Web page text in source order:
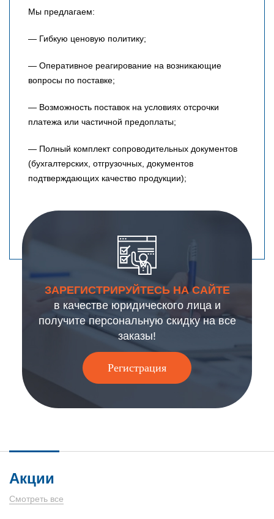
Мы предлагаем:
— Гибкую ценовую политику;
— Оперативное реагирование на возникающие
вопросы по поставке;
— Возможность поставок на условиях отсрочки
платежа или частичной предоплаты;
— Полный комплект сопроводительных документов
(бухгалтерских, отгрузочных, документов
подтверждающих качество продукции);
ЗАРЕГИСТРИРУЙТЕСЬ НА САЙТЕ
в качестве юридического лица и
получите персональную скидку на все
заказы!
Регистрация
Акции
Смотреть все